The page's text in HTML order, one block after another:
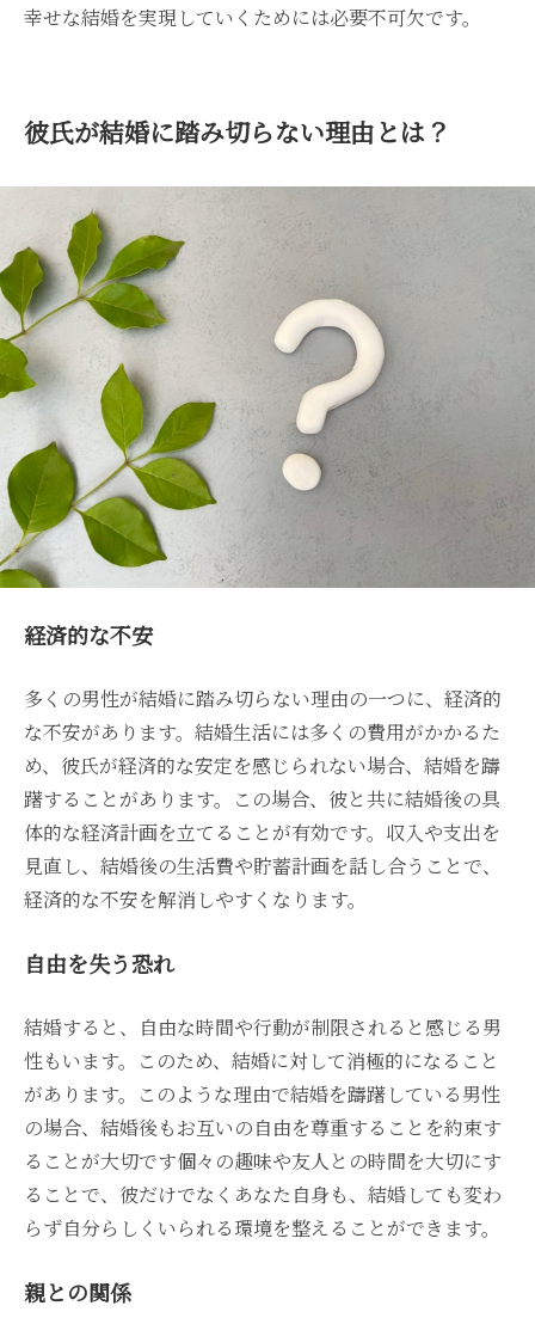
幸せな結婚を実現していくためには必要不可欠です。
彼氏が結婚に踏み切らない理由とは？
経済的な不安
多くの男性が結婚に踏み切らない理由の一つに、経済的
な不安があります。結婚生活には多くの費用がかかるた
め、彼氏が経済的な安定を感じられない場合、結婚を躊
躇することがあります。この場合、彼と共に結婚後の具
体的な経済計画を立てることが有効です。収入や支出を
見直し、結婚後の生活費や貯蓄計画を話し合うことで、
経済的な不安を解消しやすくなります。
自由を失う恐れ
結婚すると、自由な時間や行動が制限されると感じる男
性もいます。このため、結婚に対して消極的になること
があります。このような理由で結婚を躊躇している男性
の場合、結婚後もお互いの自由を尊重することを約束す
ることが大切です個々の趣味や友人との時間を大切にす
ることで、彼だけでなくあなた自身も、結婚しても変わ
らず自分らしくいられる環境を整えることができます。
親との関係